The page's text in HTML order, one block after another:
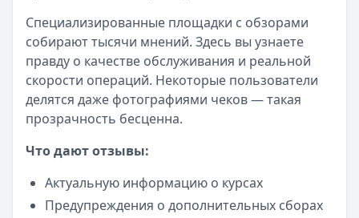
Специализированные площадки с обзорами
собирают тысячи мнений. Здесь вы узнаете
правду о качестве обслуживания и реальной
скорости операций. Некоторые пользователи
делятся даже фотографиями чеков — такая
прозрачность бесценна.
Что дают отзывы:
Актуальную информацию о курсах
Предупреждения о дополнительных сборах